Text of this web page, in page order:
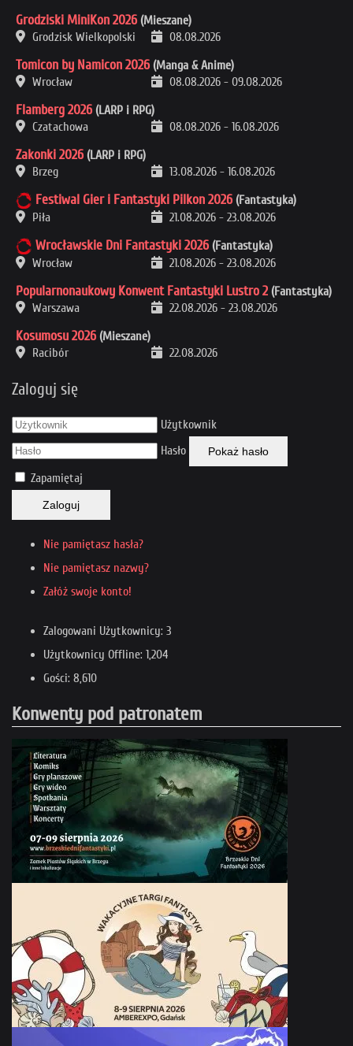
Grodziski MiniKon 2026 (Mieszane)
Grodzisk Wielkopolski
08.08.2026
Tomicon by Namicon 2026 (Manga & Anime)
Wrocław
08.08.2026 - 09.08.2026
Flamberg 2026 (LARP i RPG)
Czatachowa
08.08.2026 - 16.08.2026
Zakonki 2026 (LARP i RPG)
Brzeg
13.08.2026 - 16.08.2026
Festiwal Gier i Fantastyki Pilkon 2026 (Fantastyka)
Piła
21.08.2026 - 23.08.2026
Wrocławskie Dni Fantastyki 2026 (Fantastyka)
Wrocław
21.08.2026 - 23.08.2026
Popularnonaukowy Konwent Fantastyki Lustro 2 (Fantastyka)
Warszawa
22.08.2026 - 23.08.2026
Kosumosu 2026 (Mieszane)
Racibór
22.08.2026
Zaloguj się
Użytkownik
Hasło
Pokaż hasło
Zapamiętaj
Zaloguj
Nie pamiętasz hasła?
Nie pamiętasz nazwy?
Załóż swoje konto!
Zalogowani Użytkownicy: 3
Użytkownicy Offline: 1,204
Gości: 8,610
Konwenty pod patronatem